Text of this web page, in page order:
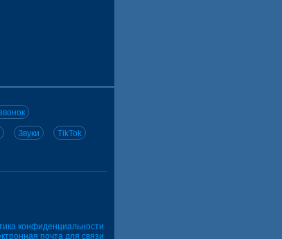
Звуки TikTok
конфиденциальности
почта для связи